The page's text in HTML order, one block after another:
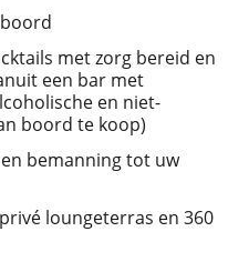
met zorg bereid en
een bar met
en niet-
boord te koop)
bemanning tot uw
loungeterras en 360